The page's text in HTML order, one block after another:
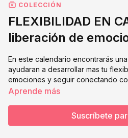
COLECCIÓN
FLEXIBILIDAD EN
liberación de
En este calendario encontrarás
ayudaran a desarrollar mas tu
emociones y seguir conectando
Aprende más
Suscríbete